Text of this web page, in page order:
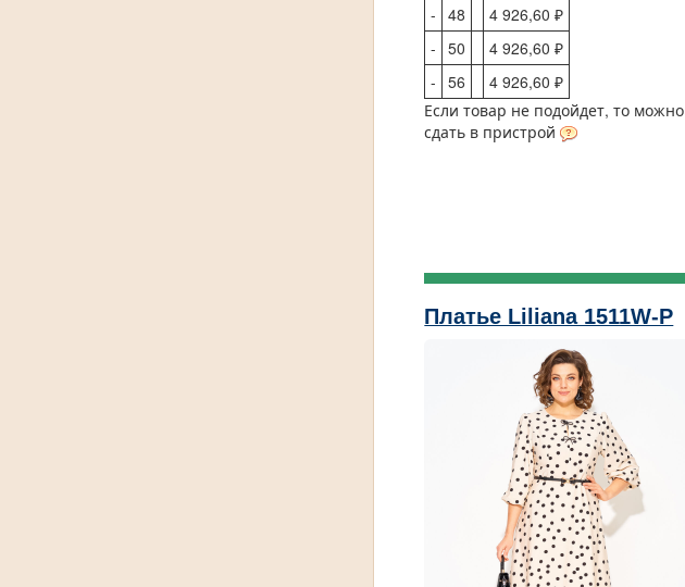
-
48
4 926,60 ₽
-
50
4 926,60 ₽
-
56
4 926,60 ₽
Если товар не подойдет, то можно
сдать в пристрой
Платье Liliana 1511W-Р